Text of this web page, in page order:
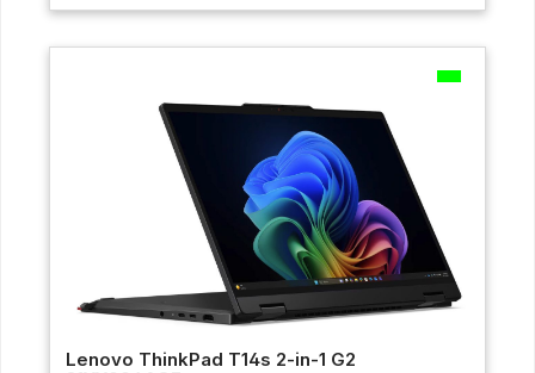
Lenovo ThinkPad T14s 2-in-1 G2